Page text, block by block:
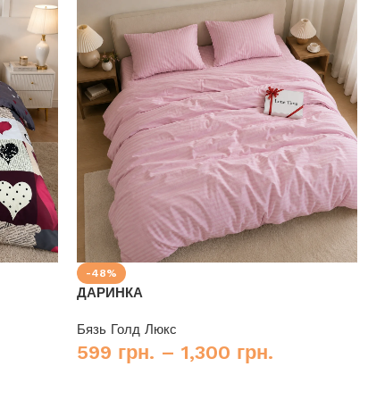
-48%
ДАРИНКА
Бязь Голд Люкс
599 грн. – 1,300 грн.